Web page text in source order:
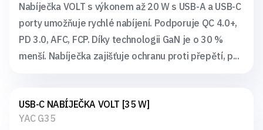
Nabíječka VOLT s výkonem až 20 W s USB-A a USB-C
porty umožňuje rychlé nabíjení. Podporuje QC 4.0+,
PD 3.0, AFC, FCP. Díky technologii GaN je o 30 %
menší. Nabíječka zajišťuje ochranu proti přepětí, p...
USB-C NABÍJEČKA VOLT [35 W]
YAC G35